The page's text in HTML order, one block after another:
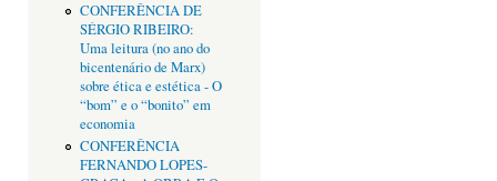
CONFERÊNCIA DE
SÉRGIO RIBEIRO:
Uma leitura (no ano do
bicentenário de Marx)
sobre ética e estética - O
“bom” e o “bonito” em
economia
CONFERÊNCIA
FERNANDO LOPES-